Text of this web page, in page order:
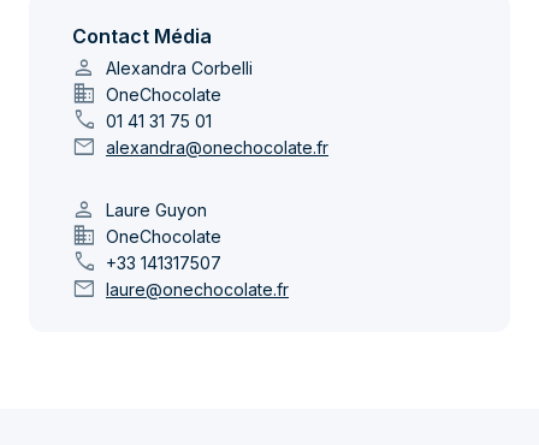
Contact Média
person Alexandra Corbelli
domain OneChocolate
call 01 41 31 75 01
mail alexandra@onechocolate.fr
person Laure Guyon
domain OneChocolate
call +33 141317507
mail laure@onechocolate.fr